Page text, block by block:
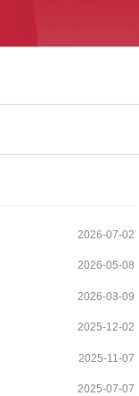
2026-07-02
2026-05-08
2026-03-09
2025-12-02
2025-11-07
2025-07-07